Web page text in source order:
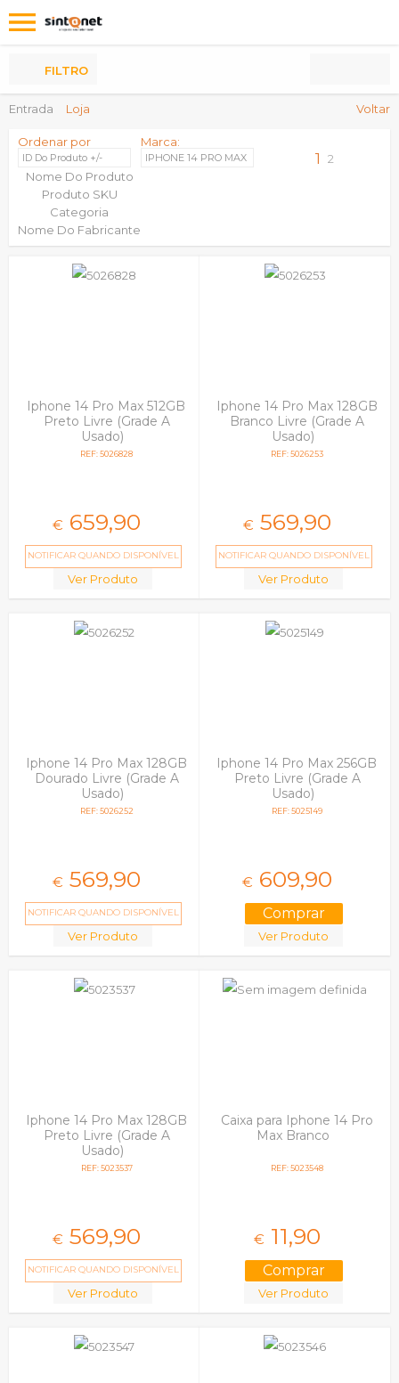
Entrada Loja Voltar
FILTRO
Ordenar por
ID Do Produto +/-
Nome Do Produto
Produto SKU
Categoria
Nome Do Fabricante
Marca:
IPHONE 14 PRO MAX 1 2
Iphone 14 Pro Max 512GB
Preto Livre (Grade A
Usado)
REF: 5026828
€ 659,90
NOTIFICAR QUANDO DISPONÍVEL
Ver Produto
Iphone 14 Pro Max 128GB
Branco Livre (Grade A
Usado)
REF: 5026253
€ 569,90
NOTIFICAR QUANDO DISPONÍVEL
Ver Produto
Iphone 14 Pro Max 128GB
Dourado Livre (Grade A
Usado)
REF: 5026252
€ 569,90
NOTIFICAR QUANDO DISPONÍVEL
Ver Produto
Iphone 14 Pro Max 256GB
Preto Livre (Grade A
Usado)
REF: 5025149
€ 609,90
Ver Produto
Iphone 14 Pro Max 128GB
Preto Livre (Grade A
Usado)
REF: 5023537
€ 569,90
NOTIFICAR QUANDO DISPONÍVEL
Ver Produto
Caixa para Iphone 14 Pro
Max Branco
REF: 5023548
€ 11,90
Ver Produto